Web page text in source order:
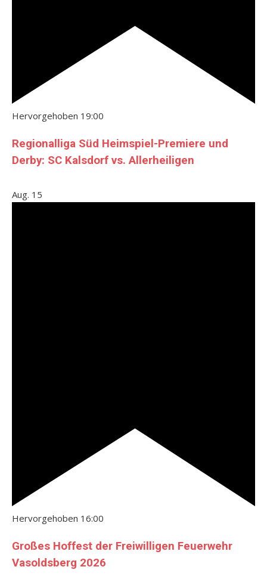
Hervorgehoben 19:00
Regionalliga Süd Heimspiel-Premiere und
Derby: SC Kalsdorf vs. Allerheiligen
Aug. 15
Hervorgehoben 16:00
Großes Hoffest der Freiwilligen Feuerwehr
Vasoldsberg 2026